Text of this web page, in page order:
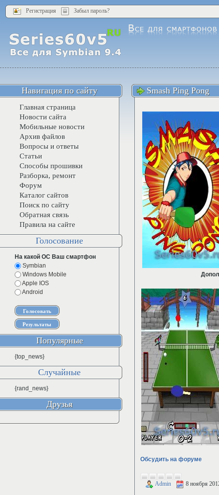
Регистрация Забыл пароль?
Smash Ping Pong
Обсудить на форуме
Admin 8 ноября
Навигация по сайту
Главная страница
Новости сайта
Мобильные новости
Архив файлов
Вопросы и ответы
Статьи
Способы прошивки
Разборка, ремонт
Форум
Каталог сайтов
Поиск по сайту
Обратная связь
Правила на сайте
Голосование
На какой ОС Ваш смартфон
Symbian
Windows Mobile
Apple IOS
Android
Популярные
{top_news}
Случайные
{rand_news}
Друзья